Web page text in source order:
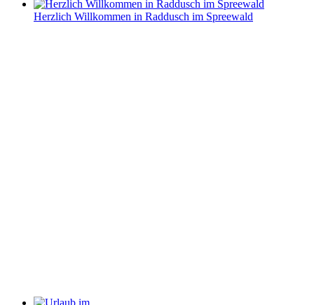
Herzlich Willkommen in Raddusch im Spreewald